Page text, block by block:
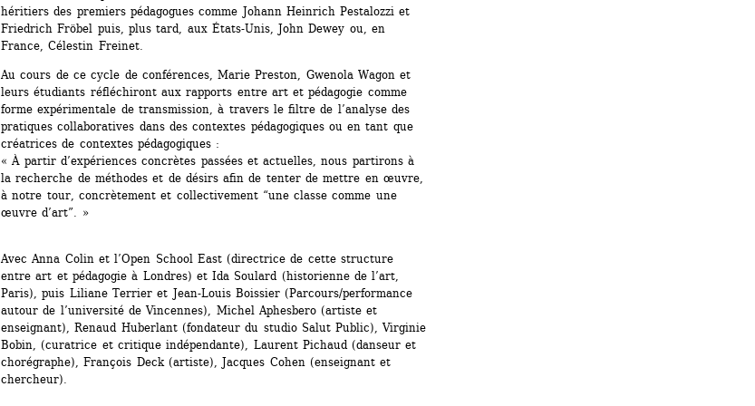
héritiers des premiers pédagogues comme Johann Heinrich Pestalozzi et
Friedrich Fröbel puis, plus tard, aux États-Unis, John Dewey ou, en
France, Célestin Freinet.
Au cours de ce cycle de conférences, Marie Preston, Gwenola Wagon et
leurs étudiants réfléchiront aux rapports entre art et pédagogie comme
forme expérimentale de transmission, à travers le filtre de l’analyse des
pratiques collaboratives dans des contextes pédagogiques ou en tant que
créatrices de contextes pédagogiques :
« À partir d’expériences concrètes passées et actuelles, nous partirons à
la recherche de méthodes et de désirs afin de tenter de mettre en œuvre,
à notre tour, concrètement et collectivement “une classe comme une
œuvre d’art”. »
Avec Anna Colin et l’Open School East (directrice de cette structure
entre art et pédagogie à Londres) et Ida Soulard (historienne de l’art,
Paris), puis Liliane Terrier et Jean-Louis Boissier (Parcours/performance
autour de l’université de Vincennes), Michel Aphesbero (artiste et
enseignant), Renaud Huberlant (fondateur du studio Salut Public), Virginie
Bobin, (curatrice et critique indépendante), Laurent Pichaud (danseur et
chorégraphe), François Deck (artiste), Jacques Cohen (enseignant et
chercheur).